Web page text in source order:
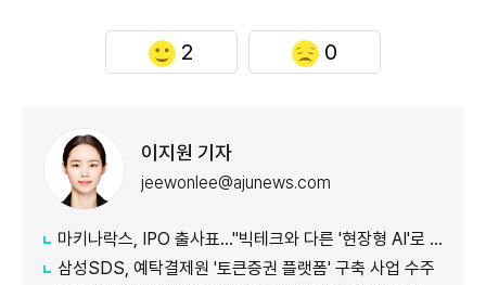
2 0
이지원 기자
jeewonlee@ajunews.com
마키나락스, IPO 출사표…"빅테크와 다른 '현장형 AI'로 승부"
삼성SDS, 예탁결제원 '토큰증권 플랫폼' 구축 사업 수주